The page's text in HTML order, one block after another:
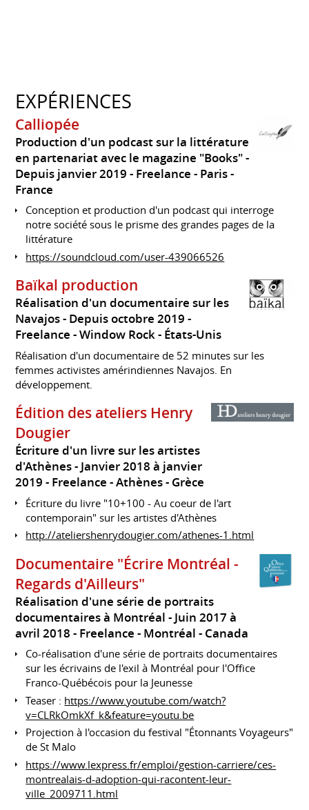
EXPÉRIENCES
Calliopée
Production d'un podcast sur la littérature
en partenariat avec le magazine "Books"
Depuis janvier 2019 Freelance
Paris
France
Conception et production d'un podcast qui interroge
notre société sous le prisme des grandes pages de la
littérature
https://soundcloud.com/user-439066526
Baïkal production
Réalisation d'un documentaire sur les
Navajos
Depuis octobre 2019
Freelance
Window Rock États-Unis
Réalisation d'un documentaire de 52 minutes sur les
femmes activistes amérindiennes Navajos. En
développement.
Édition des ateliers Henry
Dougier
Écriture d'un livre sur les artistes
d'Athènes
Janvier 2018 à janvier
2019 Freelance Athènes Grèce
Écriture du livre "10+100 - Au coeur de l'art
contemporain" sur les artistes d'Athènes
http://ateliershenrydougier.com/athenes-1.html
Documentaire "Écrire Montréal -
Regards d'Ailleurs"
Réalisation d'une série de portraits
documentaires à Montréal
Juin 2017 à
avril 2018 Freelance Montréal Canada
Co-réalisation d'une série de portraits documentaires
sur les écrivains de l'exil à Montréal pour l'Office
Franco-Québécois pour la Jeunesse
Teaser : https://www.youtube.com/watch?
v=CLRkOmkXf_k&feature=youtu.be
Projection à l'occasion du festival "Étonnants Voyageurs"
de St Malo
https://www.lexpress.fr/emploi/gestion-carriere/ces-
montrealais-d-adoption-qui-racontent-leur-
ville_2009711.html